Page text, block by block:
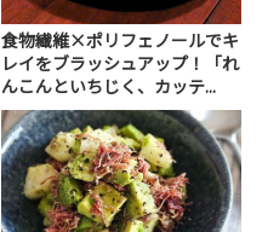
食物繊維×ポリフェノールでキ
レイをブラッシュアップ！「れ
んこんといちじく、カッテ...